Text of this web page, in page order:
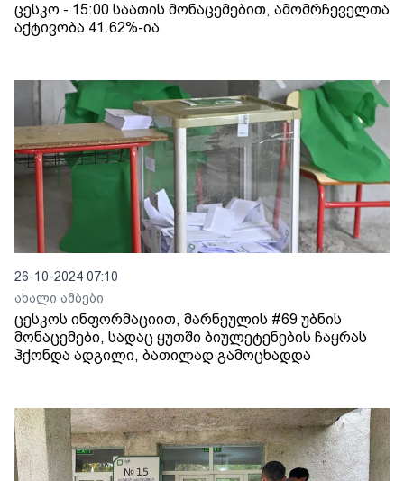
ცესკო - 15:00 საათის მონაცემებით, ამომრჩეველთა
აქტივობა 41.62%-ია
26-10-2024 07:10
ახალი ამბები
ცესკოს ინფორმაციით, მარნეულის #69 უბნის
მონაცემები, სადაც ყუთში ბიულეტენების ჩაყრას
ჰქონდა ადგილი, ბათილად გამოცხადდა